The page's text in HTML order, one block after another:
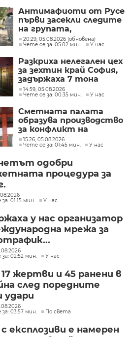
Антимафиоти от Русе
първи засекли следите
на групата,
произвеждала
фентанил в София
20:29, 05.08.2026 (обновена)
Чете се за: 05:02 мин.
У нас
Разкриха нелегален цех
за зехтин край София,
задържаха 7 тона
продукт без марка
14:59, 05.08.2026
Чете се за: 00:35 мин.
У нас
Сметната палата
образува производство
за конфликт на
интереси при Делян
Пеевски
15:26, 05.08.2026
Чете се за: 01:45 мин.
У нас
одобри
процедура за
01:15 мин.
У нас
у нас организатор
мрежа за
02:52 мин.
У нас
жертви и 45 ранени в
след поредните
удари
03:57 мин.
По света
експлозиви е намерен